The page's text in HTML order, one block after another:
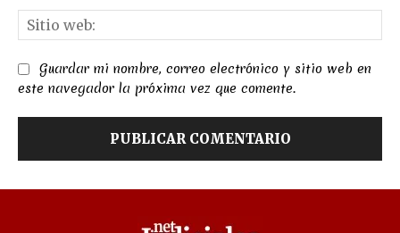
Guardar mi nombre, correo electrónico y sitio web en
este navegador la próxima vez que comente.